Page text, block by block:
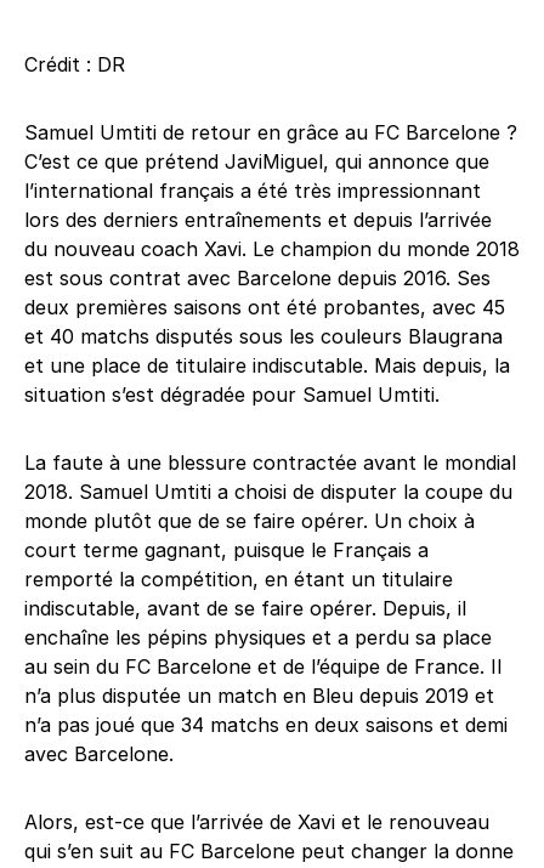
Crédit : DR
Samuel Umtiti de retour en grâce au FC Barcelone ?
C’est ce que prétend JaviMiguel, qui annonce que
l’international français a été très impressionnant
lors des derniers entraînements et depuis l’arrivée
du nouveau coach Xavi. Le champion du monde 2018
est sous contrat avec Barcelone depuis 2016. Ses
deux premières saisons ont été probantes, avec 45
et 40 matchs disputés sous les couleurs Blaugrana
et une place de titulaire indiscutable. Mais depuis, la
situation s’est dégradée pour Samuel Umtiti.
La faute à une blessure contractée avant le mondial
2018. Samuel Umtiti a choisi de disputer la coupe du
monde plutôt que de se faire opérer. Un choix à
court terme gagnant, puisque le Français a
remporté la compétition, en étant un titulaire
indiscutable, avant de se faire opérer. Depuis, il
enchaîne les pépins physiques et a perdu sa place
au sein du FC Barcelone et de l’équipe de France. Il
n’a plus disputée un match en Bleu depuis 2019 et
n’a pas joué que 34 matchs en deux saisons et demi
avec Barcelone.
Alors, est-ce que l’arrivée de Xavi et le renouveau
qui s’en suit au FC Barcelone peut changer la donne